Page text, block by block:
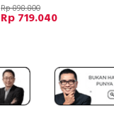
Rp 898.800
Rp 719.040